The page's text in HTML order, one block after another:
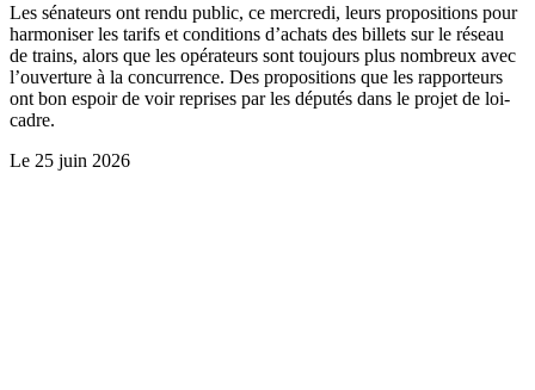
Les sénateurs ont rendu public, ce mercredi, leurs propositions pour
harmoniser les tarifs et conditions d’achats des billets sur le réseau
de trains, alors que les opérateurs sont toujours plus nombreux avec
l’ouverture à la concurrence. Des propositions que les rapporteurs
ont bon espoir de voir reprises par les députés dans le projet de loi-
cadre.
Le 25 juin 2026